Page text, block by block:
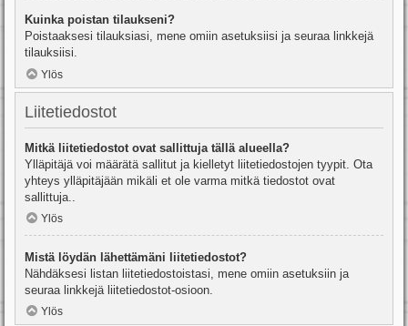
Kuinka poistan tilaukseni?
Poistaaksesi tilauksiasi, mene omiin asetuksiisi ja seuraa linkkejä
tilauksiisi.
Ylös
Liitetiedostot
Mitkä liitetiedostot ovat sallittuja tällä alueella?
Ylläpitäjä voi määrätä sallitut ja kielletyt liitetiedostojen tyypit. Ota
yhteys ylläpitäjään mikäli et ole varma mitkä tiedostot ovat
sallittuja..
Ylös
Mistä löydän lähettämäni liitetiedostot?
Nähdäksesi listan liitetiedostoistasi, mene omiin asetuksiin ja
seuraa linkkejä liitetiedostot-osioon.
Ylös